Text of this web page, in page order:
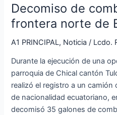
Decomiso de
frontera norte de
A1 PRINCIPAL, Noticia / Lcdo.
Durante la ejecución de una
parroquia de Chical cantón
realizó el registro a un
de nacionalidad ecuatoriano,
decomisó 35 galones de
combustible
en
frontera
Ecuador